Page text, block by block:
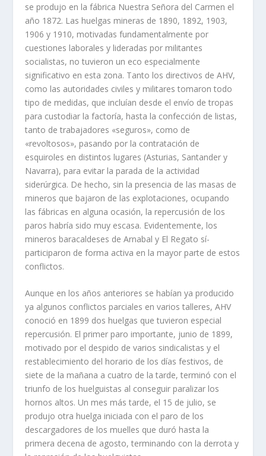
se produjo en la fábrica Nuestra Señora del Carmen el
año 1872. Las huelgas mineras de 1890, 1892, 1903,
1906 y 1910, motivadas fundamentalmente por
cuestiones laborales y lideradas por militantes
socialistas, no tuvieron un eco especialmente
significativo en esta zona. Tanto los directivos de AHV,
como las autoridades civiles y militares tomaron todo
tipo de medidas, que incluí­an desde el enví­o de tropas
para cus­todiar la factorí­a, hasta la confección de listas,
tanto de trabajadores «segu­ros», como de
«revoltosos», pasando por la contratación de
esquiroles en dis­tintos lugares (Asturias, Santander y
Navarra), para evitar la parada de la acti­vidad
siderúrgica. De hecho, sin la presencia de las masas de
mineros que bajaron de las explotaciones, ocupando
las fábricas en alguna ocasión, la repercusión de los
paros habrí­a sido muy escasa. Evidentemente, los
mineros baracaldeses de Arnabal y El Regato sí­
participaron de forma activa en la mayor parte de estos
conflictos.
Aunque en los años anteriores se habí­an ya producido
ya algunos conflictos parciales en varios talleres, AHV
conoció en 1899 dos huelgas que tuvieron especial
repercusión. El primer paro importante, junio de 1899,
motivado por el despido de varios sindicalistas y el
restablecimiento del horario de los dí­as festivos, de
siete de la mañana a cuatro de la tarde, terminó con el
triunfo de los huelguistas al conseguir paralizar los
hornos altos. Un mes más tarde, el 15 de julio, se
produjo otra huelga iniciada con el paro de los
descargadores de los muelles que duró hasta la
primera decena de agosto, terminando con la derrota y